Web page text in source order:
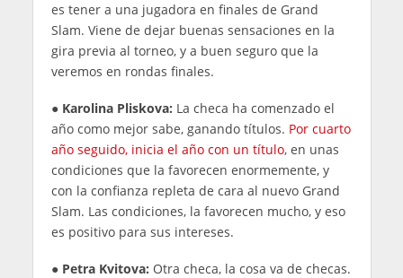
es tener a una jugadora en finales de Grand
Slam. Viene de dejar buenas sensaciones en la
gira previa al torneo, y a buen seguro que la
veremos en rondas finales.
● Karolina Pliskova: La checa ha comenzado el
año como mejor sabe, ganando títulos. Por cuarto
año seguido, inicia el año con un título, en unas
condiciones que la favorecen enormemente, y
con la confianza repleta de cara al nuevo Grand
Slam. Las condiciones, la favorecen mucho, y eso
es positivo para sus intereses.
● Petra Kvitova: Otra checa, la cosa va de checas.